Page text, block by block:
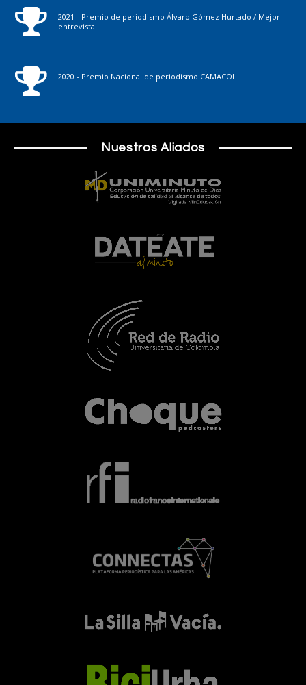
2021 - Premio de periodismo Álvaro Gómez Hurtado / Mejor
entrevista
2020 - Premio Nacional de periodismo CAMACOL
Nuestros Aliados